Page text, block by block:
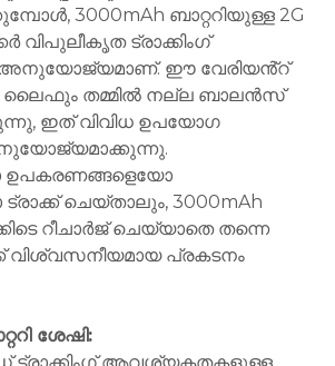
3000mAh ബാറ്ററിയുള്ള 2G
വിപുലീകൃത ട്രാക്കിംഗ്
ഈ വേരിയൻ്റ്
ലൈഫും തമ്മിൽ നല്ല ബാലൻസ്
ഇത് വിവിധ ഉപയോഗ
ഉപകരണങ്ങളെയോ
ചെയ്‌താലും, 3000mAh
റീചാർജ് ചെയ്യാതെ തന്നെ
വിശ്വസനീയമായ പ്രകടനം
ശേഷി: